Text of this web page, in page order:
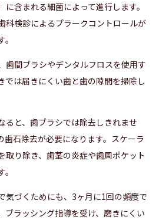
含まれる細菌によって進行します。
科検診によるプラークコントロールが
歯間ブラシやデンタルフロスを使用す
では届きにくい歯と歯の隙間を掃除し
ると、歯ブラシでは除去しきれませ
歯石除去が必要になります。スケーラ
取り除き、歯茎の炎症や歯周ポケット
気づくためにも、3ヶ月に1回の頻度で
ブラッシング指導を受け、磨きにくい